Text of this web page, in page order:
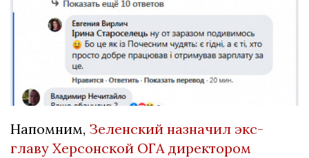
Напомним, Зеленский назначил экс-
главу Херсонской ОГА директором